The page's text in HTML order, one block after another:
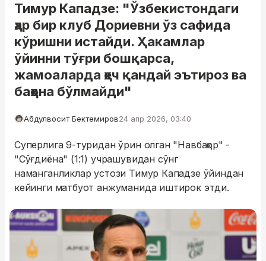
Тимур Кападзе: "Ўзбекистондаги
ҳар бир клуб Дориевни ўз сафида
кўришни истайди. Ҳакамлар
ўйинни тўғри бошқарса,
жамоаларда ҳеч қандай эътироз ва
баҳона бўлмайди"
Абдулвосит Бектемиров24 апр 2026, 03:40
Суперлига 9-туридан ўрин олган "Навбаҳор" -
"Сўғдиёна" (1:1) учрашувидан сўнг
наманганликлар устози Тимур Кападзе ўйиндан
кейинги матбуот анжуманида иштирок этди.